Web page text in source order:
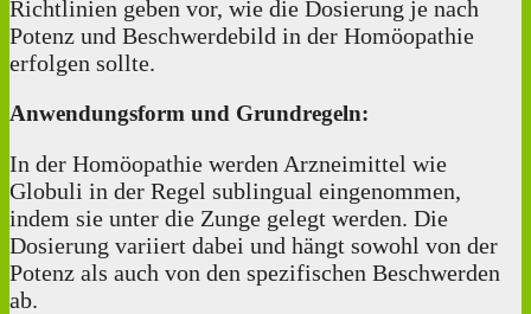
Richtlinien geben vor, wie die Dosierung je nach
Potenz und Beschwerdebild in der Homöopathie
erfolgen sollte.
Anwendungsform und Grundregeln:
In der Homöopathie werden Arzneimittel wie
Globuli in der Regel sublingual eingenommen,
indem sie unter die Zunge gelegt werden. Die
Dosierung variiert dabei und hängt sowohl von der
Potenz als auch von den spezifischen Beschwerden
ab.